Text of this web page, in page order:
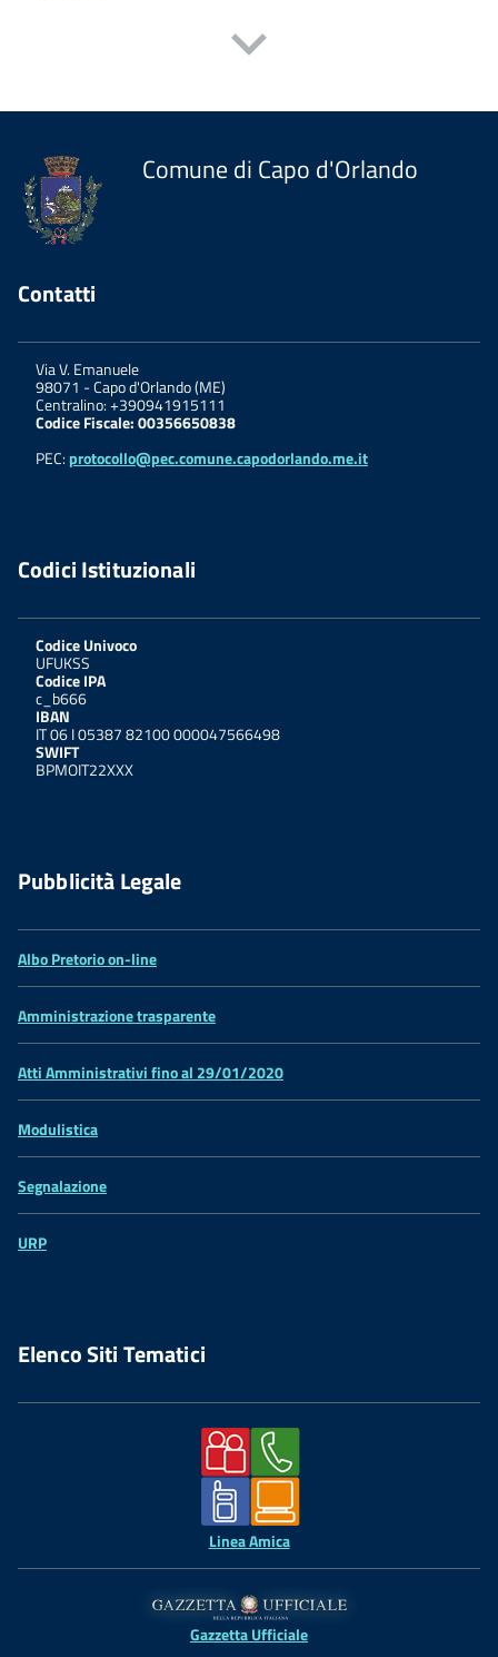
Comune di Capo d'Orlando
Contatti
Via V. Emanuele
98071 -Capo d'Orlando (ME)
Centralino: +390941915111
Codice Fiscale: 00356650838
PEC: protocollo@pec.comune.capodorlando.me.it
Codici Istituzionali
Codice Univoco
UFUKSS
Codice IPA
c_b666
IBAN
IT 06 I 05387 82100 000047566498
SWIFT
BPMOIT22XXX
Pubblicità Legale
Albo Pretorio on-line
Amministrazione trasparente
Atti Amministrativi fino al 29/01/2020
Modulistica
Segnalazione
URP
Elenco Siti Tematici
Linea Amica
Gazzetta Ufficiale